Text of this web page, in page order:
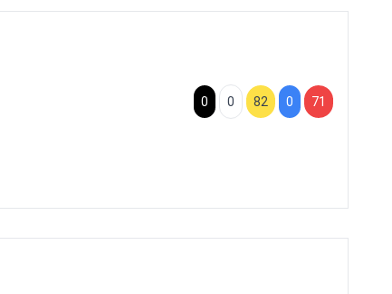
0 0 82 0 71